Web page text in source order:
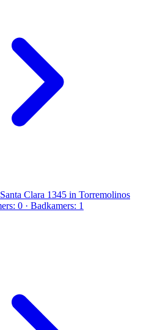
Clara 1345 in Torremolinos
0 · Badkamers: 1